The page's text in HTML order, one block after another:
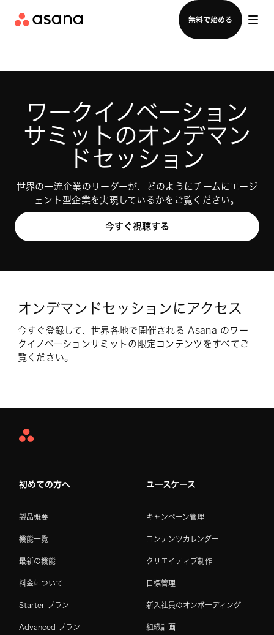
無料で始める
セールスチームに問い合わせる
ワークイノベーション
サミットのオンデマン
ドセッション
世界の一流企業のリーダーが、どのようにチームにエージ
ェント型企業を実現しているかをご覧ください。
今すぐ視聴する
オンデマンドセッションにアクセス
今すぐ登録して、世界各地で開催される Asana のワー
クイノベーションサミットの限定コンテンツをすべてご
覧ください。
Asana
初めての方へ
製品概要
機能一覧
最新の機能
料金について
Starter プラン
Advanced プラン
ユースケース
キャンペーン管理
コンテンツカレンダー
クリエイティブ制作
目標管理
新入社員のオンボーディング
組織計画